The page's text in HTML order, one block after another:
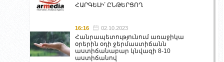
ՀԱՐԳԵԼԻ՛ ԸՆԹԵՐՑՈՂ
16:16 02.10.2023
Հանրապետությունում առաջիկա
օրերին օդի ջերմաստիճանն
աստիճանաբար կնվազի 8-10
աստիճանով